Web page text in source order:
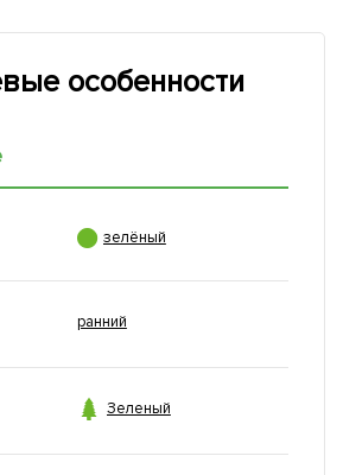
особенности
 зелёный
ранний
 Зеленый